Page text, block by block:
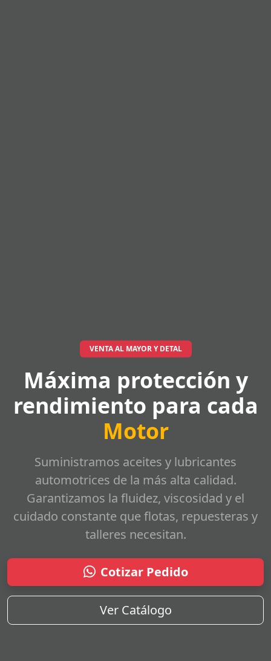
VENTA AL MAYOR Y DETAL
Máxima protección y
rendimiento para cada
Motor
Suministramos aceites y lubricantes
automotrices de la más alta calidad.
Garantizamos la fluidez, viscosidad y el
cuidado constante que flotas, repuesteras y
talleres necesitan.
Cotizar Pedido
Ver Catálogo